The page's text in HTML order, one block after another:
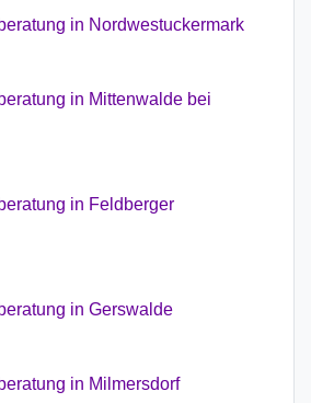
in Nordwestuckermark
in Mittenwalde bei
in Feldberger
in Gerswalde
in Milmersdorf